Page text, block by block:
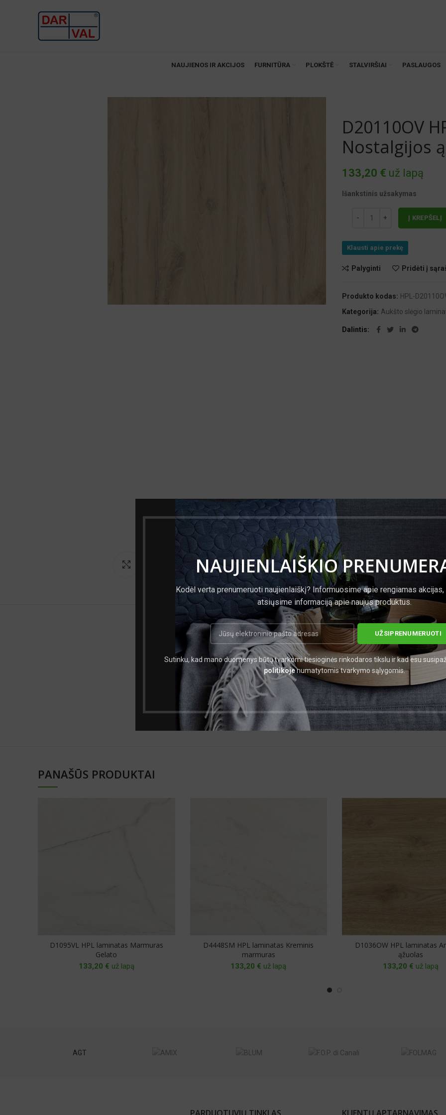
NAUJIENLAIŠKIO
Kodėl verta prenumeruoti naujienlaiškį? Informuosime apie rengiamas
atsiųsime informaciją apie naujus produktus.
Sutinku, kad mano duomenys būtų tvarkomi tiesioginės rinkodaros tikslu ir kad esu
politikojenumatytomis tvarkymo sąlygomis.
NAUJIENOS IR AKCIJOS FURNITŪRA PLOKŠTĖ STALVIRŠIAI PASLAUGOS
Norėdami padidinti spauskite čia
D20110OV
Nostalgijos
133,20 € už lapą
Išankstinis užsakymas
Į KREPŠELĮ
Klausti apie prekę
Palyginti Pridėti į
Produkto kodas: HPL-
Kategorija: Aukšto slėgio
Dalintis
PAPILDOMA INFORMACIJA
Išmatavimai 4100
Storis, mm
PANAŠŪS PRODUKTAI
D1095VL HPL laminatas Marmuras
Gelato
133,20 € už lapą
D4448SM HPL laminatas Kreminis
marmuras
133,20 € už lapą
D1036OW HPL laminatas
ąžuolas
133,20 € už lapą
AGT